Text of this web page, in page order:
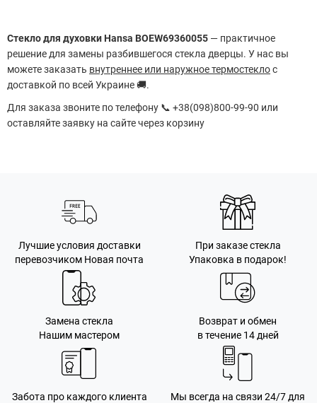
Стекло для духовки Hansa BOEW69360055 — практичное
решение для замены разбившегося стекла дверцы. У нас вы
можете заказать внутреннее или наружное термостеклос
доставкой по всей Украине 🚚.
Для заказа звоните по телефону 📞 +38(098)800-99-90 или
оставляйте заявку на сайте через корзину
Лучшие условия доставки
перевозчиком Новая почта
При заказе стекла
Упаковка в подарок!
Замена стекла
Нашим мастером
Возврат и обмен
в течение 14 дней
Забота про каждого клиента
Мы всегда на связи 24/7 для